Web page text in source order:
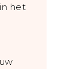
het